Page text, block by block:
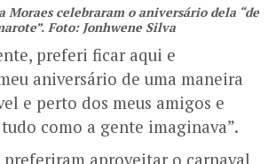
Moraes celebraram o aniversário dela “de
Foto: Jonhwene Silva
preferi ficar aqui e
aniversário de uma maneira
e perto dos meus amigos e
como a gente imaginava”.
preferiram aproveitar o carnaval